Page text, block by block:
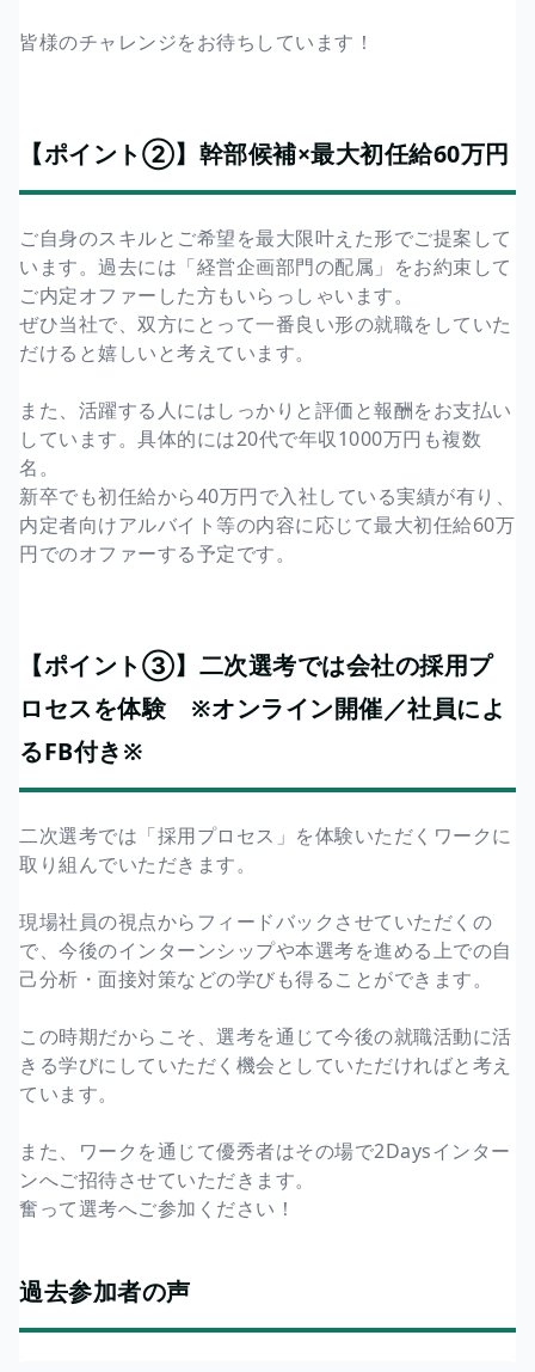
皆様のチャレンジをお待ちしています！
【ポイント②】幹部候補×最大初任給60万円
ご自身のスキルとご希望を最大限叶えた形でご提案して
います。過去には「経営企画部門の配属」をお約束して
ご内定オファーした方もいらっしゃいます。
ぜひ当社で、双方にとって一番良い形の就職をしていた
だけると嬉しいと考えています。
また、活躍する人にはしっかりと評価と報酬をお支払い
しています。具体的には20代で年収1000万円も複数
名。
新卒でも初任給から40万円で入社している実績が有り、
内定者向けアルバイト等の内容に応じて最大初任給60万
円でのオファーする予定です。
【ポイント③】二次選考では会社の採用プ
ロセスを体験 ※オンライン開催／社員によ
るFB付き※
二次選考では「採用プロセス」を体験いただくワークに
取り組んでいただきます。
現場社員の視点からフィードバックさせていただくの
で、今後のインターンシップや本選考を進める上での自
己分析・面接対策などの学びも得ることができます。
この時期だからこそ、選考を通じて今後の就職活動に活
きる学びにしていただく機会としていただければと考え
ています。
また、ワークを通じて優秀者はその場で2Daysインター
ンへご招待させていただきます。
奮って選考へご参加ください！
過去参加者の声